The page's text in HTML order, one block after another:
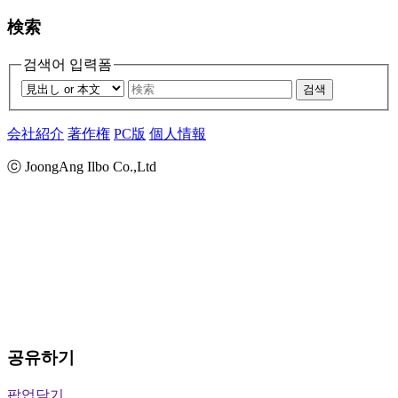
検索
검색어 입력폼
검색
会社紹介 著作権 PC版 個人情報
ⓒ JoongAng Ilbo Co.,Ltd
공유하기
팝업닫기